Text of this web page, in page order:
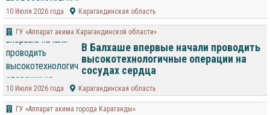
10 Июля 2026 года Карагандинская область
ГУ «Аппарат акима Карагандинской области»
В Балхаше впервые начали проводить
высокотехнологичные операции на
сосудах сердца
10 Июля 2026 года Карагандинская область
ГУ «Аппарат акима города Караганды»